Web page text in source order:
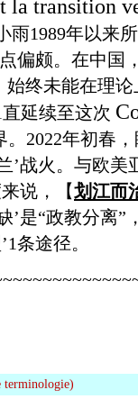
la transition
雨1989年以来
偏颇。在中国
始终未能在理
直延续至这次
2022年初春
’战火。与欧美
说，【划江而
’是“政教分离”
条途径。
terminologie)